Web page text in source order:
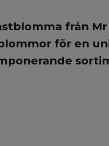
från
för en